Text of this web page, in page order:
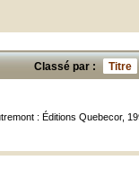
Classé par : Titre
: Éditions Quebecor,